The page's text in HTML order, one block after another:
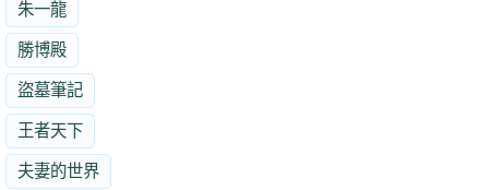
朱一龍
勝博殿
盜墓筆記
王者天下
夫妻的世界